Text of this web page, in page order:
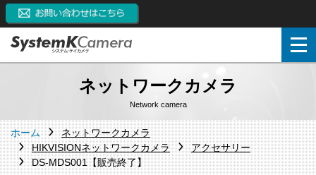
ネットワークカメラ
Network camera
ホーム
ネットワークカメラ
HIKVISIONネットワークカメラ
アクセサリー
DS-MDS001【販売終了】